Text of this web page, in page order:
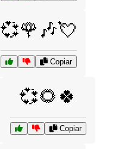
💞🌹🎶💘
Copiar
💞🌻🍀
Copiar